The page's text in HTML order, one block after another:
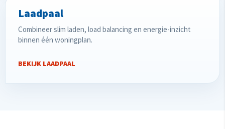
Laadpaal
Combineer slim laden, load balancing en energie-inzicht
binnen één woningplan.
BEKIJK LAADPAAL